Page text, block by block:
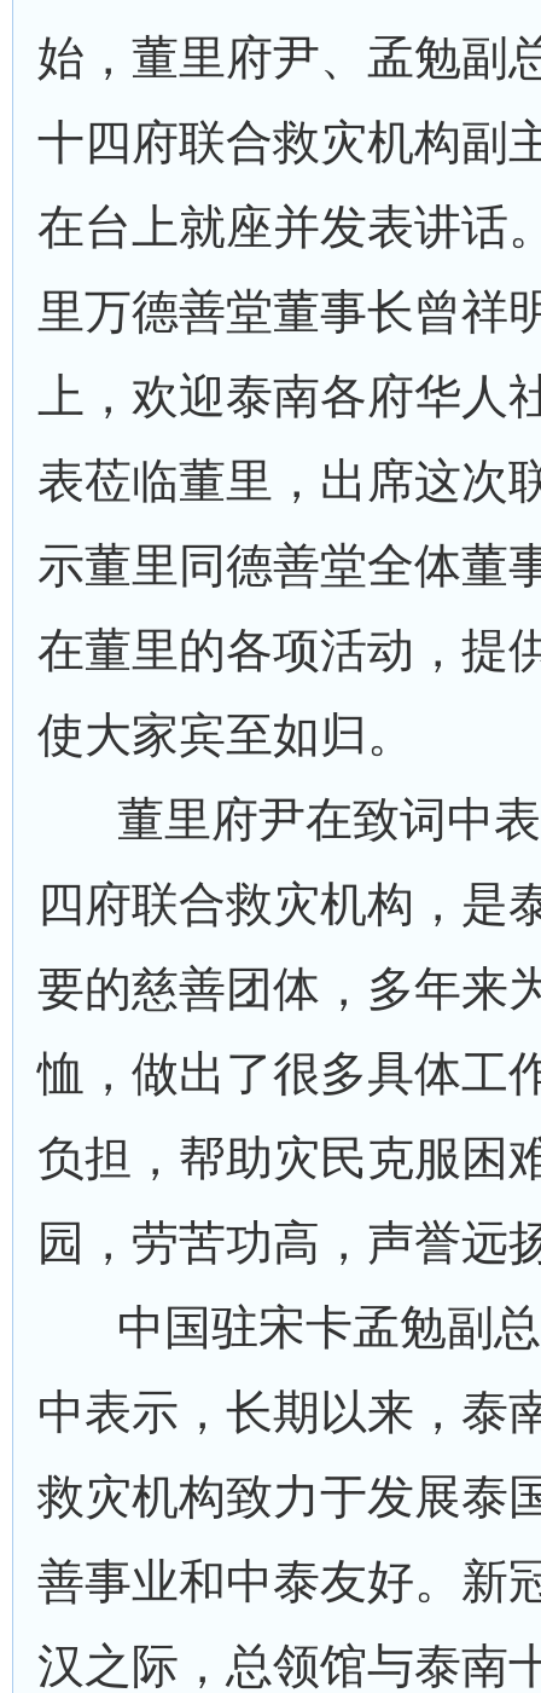
始，董里府尹、孟勉副
十四府联合救灾机构副
在台上就座并发表讲话
里万德善堂董事长曾祥
上，欢迎泰南各府华人
表莅临董里，出席这次
示董里同德善堂全体董
在董里的各项活动，提
使大家宾至如归。
董里府尹在致词中
四府联合救灾机构，是
要的慈善团体，多年来
恤，做出了很多具体工
负担，帮助灾民克服困
园，劳苦功高，声誉远
中国驻宋卡孟勉副
中表示，长期以来，泰
救灾机构致力于发展泰
善事业和中泰友好。新
汉之际，总领馆与泰南